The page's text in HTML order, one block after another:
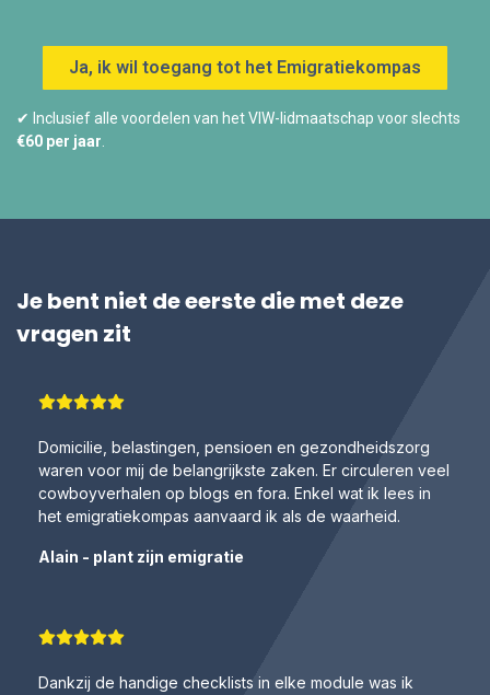
Ja, ik wil toegang tot het Emigratiekompas
✔ Inclusief alle voordelen van het VIW-lidmaatschap voor slechts
€60 per jaar
Je bent niet de eerste die met deze
vragen zit
Domicilie, belastingen, pensioen en gezondheidszorg
waren voor mij de belangrijkste zaken. Er circuleren veel
cowboyverhalen op blogs en fora. Enkel wat ik lees in
het emigratiekompas aanvaard ik als de waarheid.
Alain - plant zijn emigratie
Dankzij de handige checklists in elke module was ik